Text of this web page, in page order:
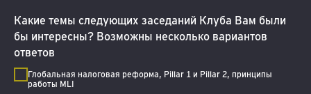
Какие темы следующих заседаний Клуба Вам были
бы интересны? Возможны несколько вариантов
ответов
Глобальная налоговая реформа, Pillar 1 и Pillar 2, принципы
работы MLI